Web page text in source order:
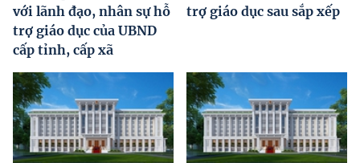
với lãnh đạo, nhân sự hỗ
trợ giáo dục của UBND
cấp tỉnh, cấp xã
trợ giáo dục sau sắp xếp